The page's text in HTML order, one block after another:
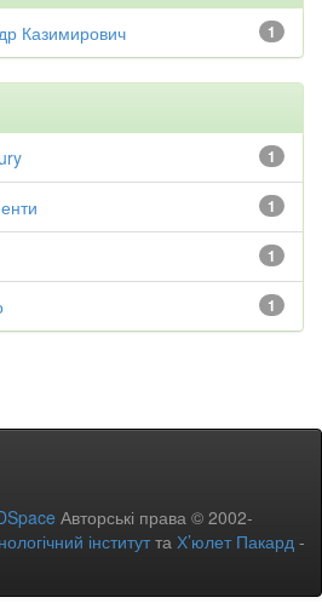
1
Казимирович
1
1
1
1
Авторські права © 2002-
інститутта Х’юлет Пакард -